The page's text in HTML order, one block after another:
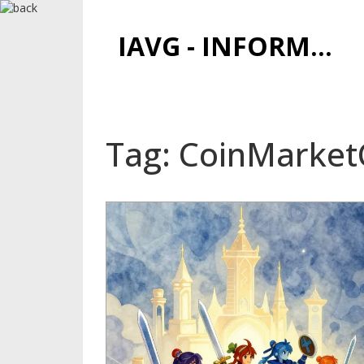
IAVG - INFORMATIONSARCHIV FÜR VIRTUELLE GELDER
Tag: